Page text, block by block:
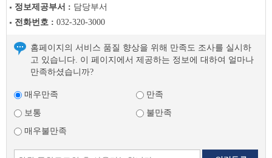
정보제공부서 : 담당부서
전화번호 : 032-320-3000
홈페이지의 서비스 품질 향상을 위해 만족도 조사를 실시하
고 있습니다. 이 페이지에서 제공하는 정보에 대하여 얼마나
만족하셨습니까?
매우만족
만족
보통
불만족
매우불만족